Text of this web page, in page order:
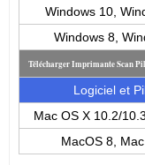
Windows 10,
Windows 8,
Télécharger Imprimante Scan
Logiciel et
Mac OS X 10.2/
MacOS 8,